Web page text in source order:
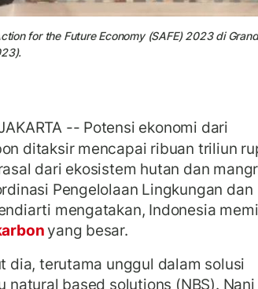
for the Future Economy (SAFE) 2023 di
-- Potensi ekonomi dari
ditaksir mencapai ribuan triliun
dari ekosistem hutan dan
Pengelolaan Lingkungan dan
mengatakan, Indonesia
yang besar.
dia, terutama unggul dalam solusi
natural based solutions (NBS). Nani